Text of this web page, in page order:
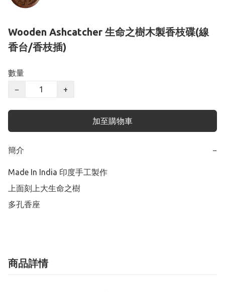
Wooden Ashcatcher 生命之樹木製香枝碟(線
香台/香枝插)
數量
−
+
加至購物車
簡介 −
Made In India 印度手工製作
上面刻上大生命之樹
多孔香座
商品詳情